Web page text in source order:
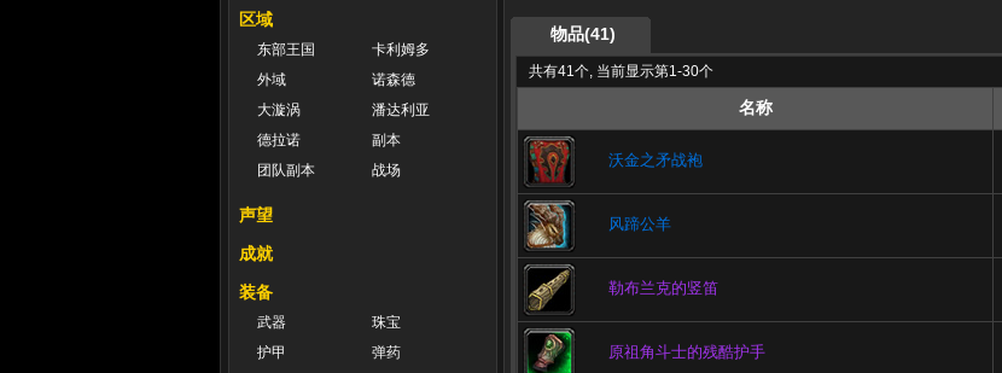
区域
东部王国
卡利姆多
外域
诺森德
大漩涡
潘达利亚
德拉诺
副本
团队副本
战场
声望
成就
装备
武器
珠宝
护甲
弹药
物品(41)
共有41个, 当前显示第1-30个
名称
沃金之矛战袍
风蹄公羊
勒布兰克的竖笛
原祖角斗士的残酷护手